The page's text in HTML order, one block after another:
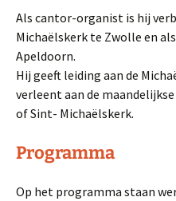
Als cantor-organist is hij
Michaëlskerk te Zwolle en
Apeldoorn.
Hij geeft leiding aan de
verleent aan de
of Sint- Michaëlskerk.
Programma
Op het programma staan